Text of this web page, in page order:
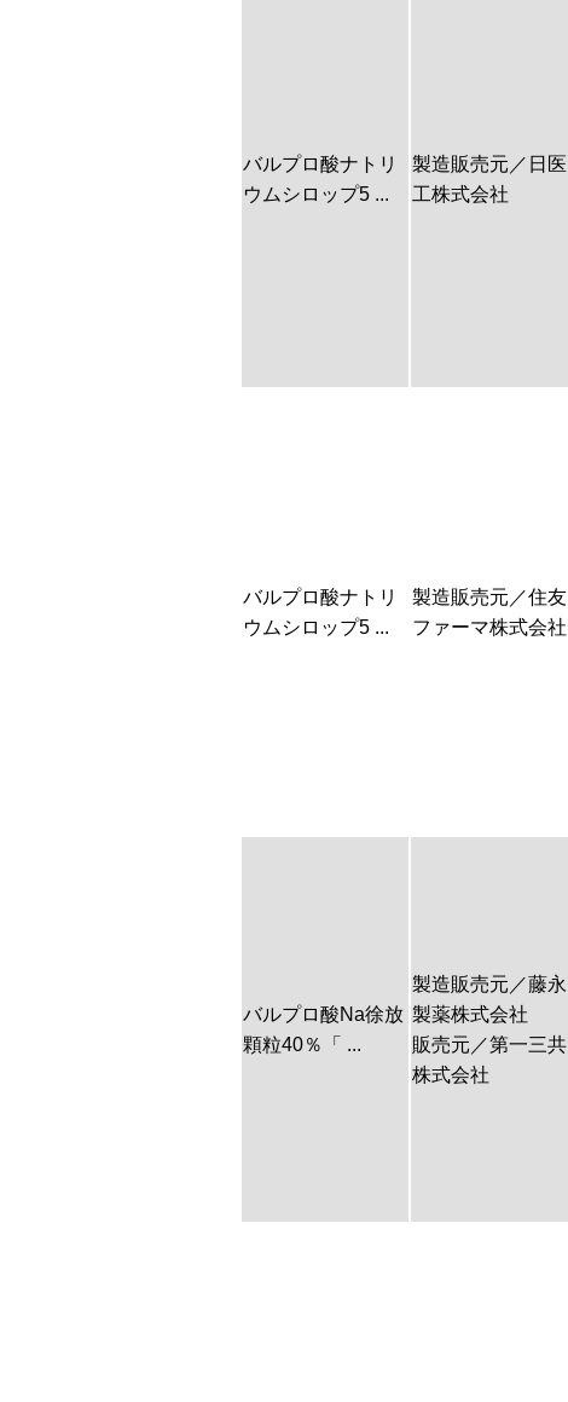
バルプロ酸ナトリ
ウムシロップ5 ...
製造販売元／日医
工株式会社
バルプロ酸ナトリ
ウムシロップ5 ...
製造販売元／住友
ファーマ株式会社
バルプロ酸Na徐放
顆粒40％「 ...
製造販売元／藤永
製薬株式会社
販売元／第一三共
株式会社